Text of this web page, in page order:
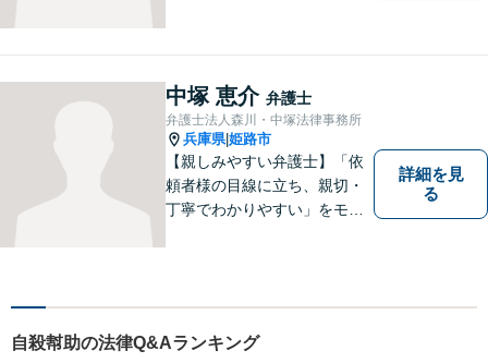
して、解決への第一歩を全力
でサポートいたします。些細
なことでもお気軽にご相談く
ださい。
中塚 恵介 弁護士
弁護士法人森川・中塚法律事務所
兵庫県|姫路市
【親しみやすい弁護士】「依
頼者様の目線に立ち、親切・
丁寧でわかりやすい」をモッ
はどうにもならないと思える
とでスムーズな解決に繋がる
詳細を見
る
自殺幇助の法律Q&Aランキング